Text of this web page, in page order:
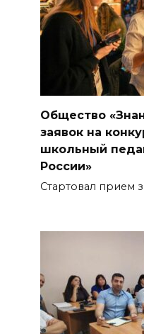
Общество
заявок на
школьный
России»
Стартовал прием